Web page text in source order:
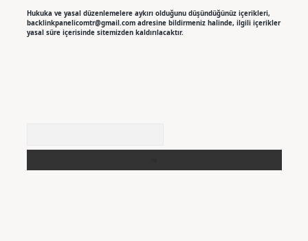
Hukuka ve yasal düzenlemelere aykırı olduğunu düşündüğünüz içerikleri,
backlinkpanelicomtr@gmail.comadresine bildirmeniz halinde, ilgili içerikler
yasal süre içerisinde sitemizden kaldırılacaktır.